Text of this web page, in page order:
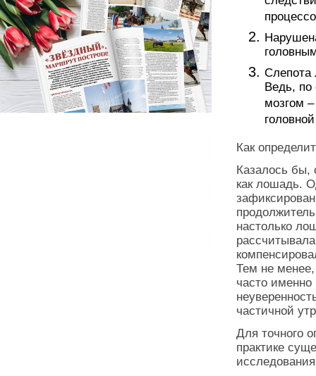
Слепота
Ведь,
мозгом
Как
Казалось бы,
как лошадь.
настолько
Тем не менее,
часто
частичной
Для точного
практике